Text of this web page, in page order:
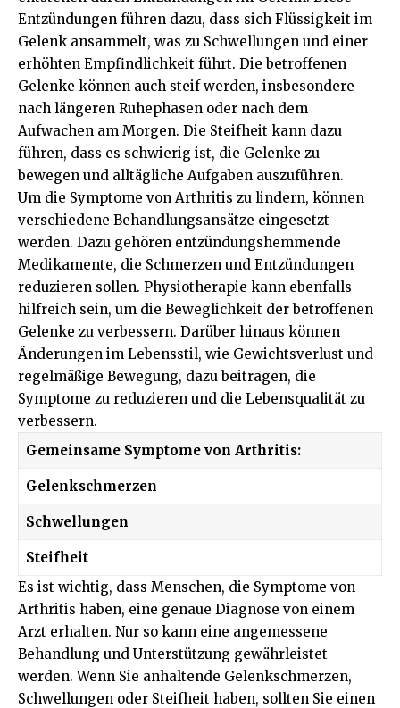
Entzündungen führen dazu, dass sich Flüssigkeit im
Gelenk ansammelt, was zu Schwellungen und einer
erhöhten Empfindlichkeit führt. Die betroffenen
Gelenke können auch steif werden, insbesondere
nach längeren Ruhephasen oder nach dem
Aufwachen am Morgen. Die Steifheit kann dazu
führen, dass es schwierig ist, die Gelenke zu
bewegen und alltägliche Aufgaben auszuführen.
Um die Symptome von Arthritis zu lindern, können
verschiedene Behandlungsansätze eingesetzt
werden. Dazu gehören entzündungshemmende
Medikamente, die Schmerzen und Entzündungen
reduzieren sollen. Physiotherapie kann ebenfalls
hilfreich sein, um die Beweglichkeit der betroffenen
Gelenke zu verbessern. Darüber hinaus können
Änderungen im Lebensstil, wie Gewichtsverlust und
regelmäßige Bewegung, dazu beitragen, die
Symptome zu reduzieren und die Lebensqualität zu
verbessern.
Gemeinsame Symptome von Arthritis:
Gelenkschmerzen
Schwellungen
Steifheit
Es ist wichtig, dass Menschen, die Symptome von
Arthritis haben, eine genaue Diagnose von einem
Arzt erhalten. Nur so kann eine angemessene
Behandlung und Unterstützung gewährleistet
werden. Wenn Sie anhaltende Gelenkschmerzen,
Schwellungen oder Steifheit haben, sollten Sie einen